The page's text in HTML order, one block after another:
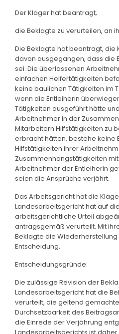
Der Kläger hat beantragt,
die Beklagte zu verurteilen, an
Die Beklagte hat beantragt, die
davon ausgegangen, dass die
sei. Die überlassenen
einfachen Helfertätigkeiten
keine baulichen Tätigkeiten im
wenn die Entleiherin
Tätigkeiten ausgeführt hätte
Arbeitnehmer in der
Mitarbeitern Hilfstätigkeiten zu
erbracht hätten, bestehe keine
Hilfstätigkeiten ihrer
Zusammenhangstätigkeiten
Arbeitnehmer der Entleiherin
seien die Ansprüche verjährt.
Das Arbeitsgericht hat die
Landesarbeitsgericht hat auf
arbeitsgerichtliche Urteil
antragsgemäß verurteilt. Mit
Beklagte die
Entscheidung.
Entscheidungsgründe:
Die zulässige Revision der
Landesarbeitsgericht hat die
verurteilt, die geltend
Durchsetzbarkeit des
die Einrede der Verjährung